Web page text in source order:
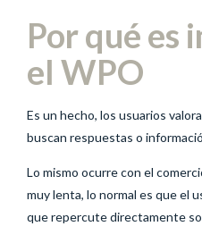
Por qué es
el WPO
Es un hecho, los usuarios
buscan respuestas o
Lo mismo ocurre con el
muy lenta, lo normal es que el
que repercute directamente